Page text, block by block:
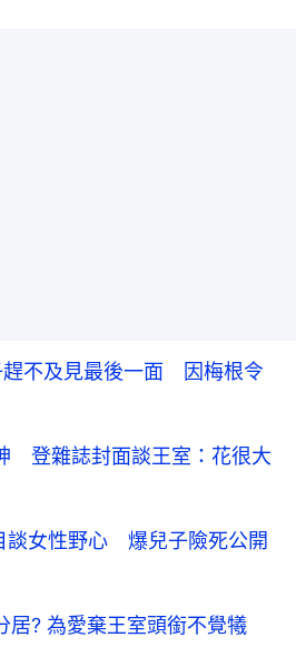
趕不及見最後一面 因梅根令
登雜誌封面談王室：花很大
談女性野心 爆兒子險死公開
居? 為愛棄王室頭銜不覺犧